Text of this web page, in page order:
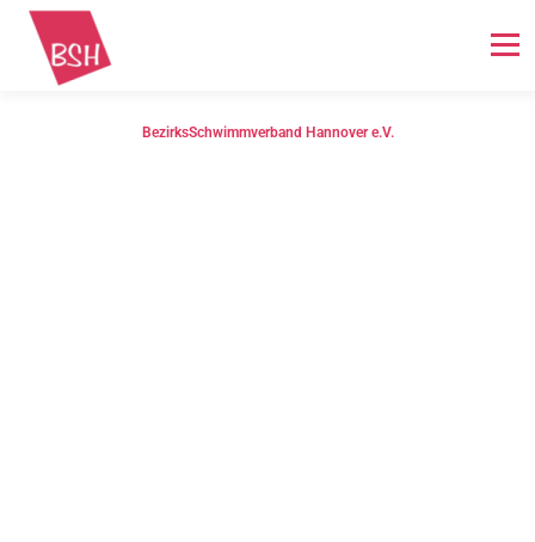
Menü
NEWS BSH ALLGEMEIN
BezirksSchwimmverband Hannover e.V.